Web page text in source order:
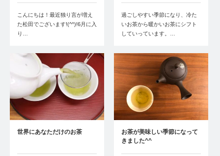
こんにちは！最近独り言が増え
た松田でございます!(^^)!6月に入
り…
過ごしやすい季節になり、冷た
いお茶から暖かいお茶にシフト
していっています。…
世界にあなただけのお茶
お茶が美味しい季節になって
きました^^